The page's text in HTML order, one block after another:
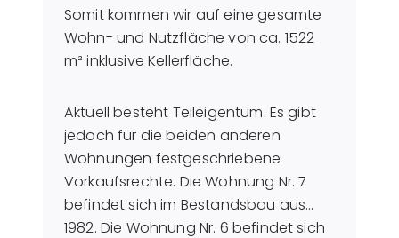
Somit kommen wir auf eine gesamte
Wohn- und Nutzfläche von ca. 1522
m² inklusive Kellerfläche.
Aktuell besteht Teileigentum. Es gibt
jedoch für die beiden anderen
Wohnungen festgeschriebene
Vorkaufsrechte. Die Wohnung Nr. 7
befindet sich im Bestandsbau aus
1982. Die Wohnung Nr. 6 befindet sich